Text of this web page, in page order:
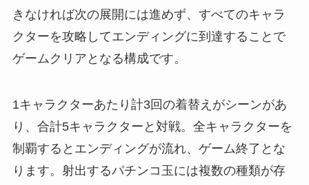
きなければ次の展開には進めず、すべてのキャラ
クターを攻略してエンディングに到達することで
ゲームクリアとなる構成です。
1キャラクターあたり計3回の着替えがシーンがあ
り、合計5キャラクターと対戦。全キャラクターを
制覇するとエンディングが流れ、ゲーム終了とな
ります。射出するパチンコ玉には複数の種類が存